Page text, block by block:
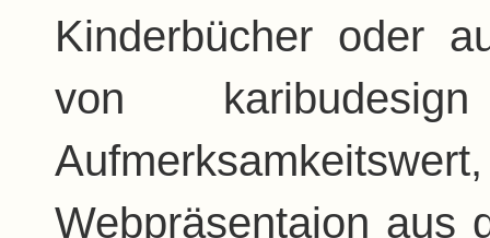
Kinderbücher oder
von
Webpräsentaion aus